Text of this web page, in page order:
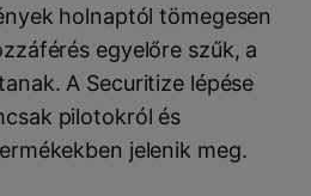
holnaptól tömegesen
egyelőre szűk, a
A Securitize lépése
pilotokról és
jelenik meg.